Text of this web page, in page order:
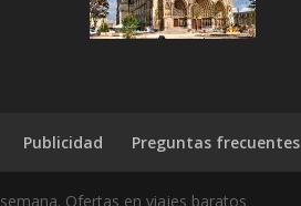
Publicidad Preguntas frecuentes
Ofertas en viajes baratos